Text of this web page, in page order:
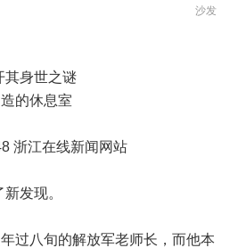
沙发
其身世之谜
的休息室
浙江在线新闻网站
发现。
八旬的解放军老师长，而他本